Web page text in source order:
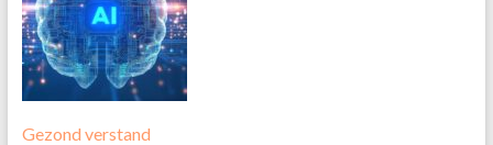
Gezond verstand